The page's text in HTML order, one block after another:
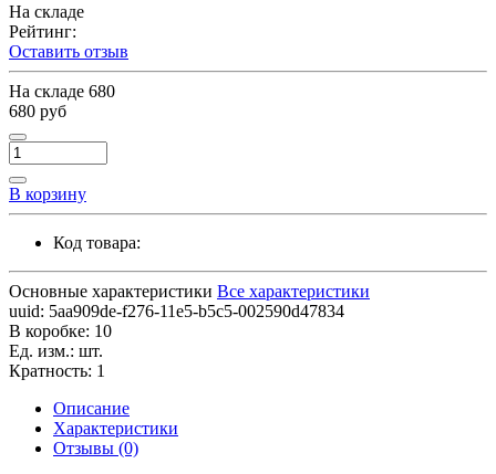
На складе
Рейтинг:
Оставить отзыв
На складе 680
680 руб
В корзину
Код товара:
Основные характеристики Все характеристики
uuid: 5aa909de-f276-11e5-b5c5-002590d47834
В коробке: 10
Ед. изм.: шт.
Кратность: 1
Описание
Характеристики
Отзывы (0)